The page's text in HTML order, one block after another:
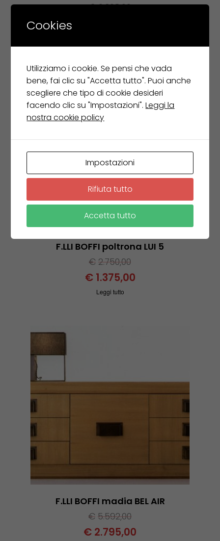
€ 2.328,00
F.LLI BOFFI poltrona LUI 5
€ 2.750,00
€ 1.375,00
Leggi tutto
F.LLI BOFFI madia BEL AIR
€ 5.592,00
€ 2.795,00
Cookies
Utilizziamo i cookie. Se pensi che vada
bene, fai clic su "Accetta tutto". Puoi anche
scegliere che tipo di cookie desideri
facendo clic su "Impostazioni".Leggi la
nostra cookie policy
Impostazioni
Rifiuta tutto
Accetta tutto